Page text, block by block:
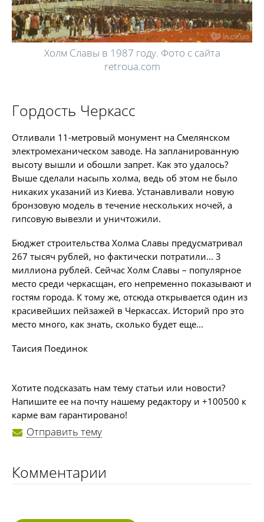
Холм Славы в 1987 году. Фото с сайта
retroua.com
Гордость Черкасс
Отливали 11-метровый монумент на Смелянском
электромеханическом заводе. На запланированную
высоту вышли и обошли запрет. Как это удалось?
Выше сделали насыпь холма, ведь об этом не было
никаких указаний из Киева. Устанавливали новую
бронзовую модель в течение нескольких ночей, а
гипсовую вывезли и уничтожили.
Бюджет строительства Холма Славы предусматривал
267 тысяч рублей, но фактически потратили... 3
миллиона рублей. Сейчас Холм Славы – популярное
место среди черкасщан, его непременно показывают и
гостям города. К тому же, отсюда открывается один из
красивейших пейзажей в Черкассах. Историй про это
место много, как знать, сколько будет еще...
Таисия Поединок
Хотите подсказать нам тему статьи или новости?
Напишите ее на почту нашему редактору и +100500 к
карме вам гарантировано!
Отправить тему
Комментарии